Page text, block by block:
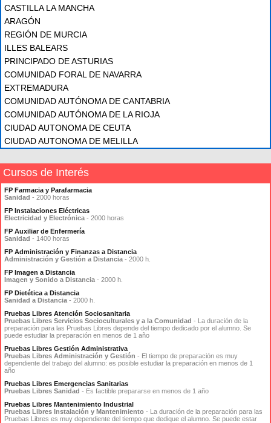
CASTILLA LA MANCHA
ARAGÓN
REGIÓN DE MURCIA
ILLES BALEARS
PRINCIPADO DE ASTURIAS
COMUNIDAD FORAL DE NAVARRA
EXTREMADURA
COMUNIDAD AUTÓNOMA DE CANTABRIA
COMUNIDAD AUTÓNOMA DE LA RIOJA
CIUDAD AUTONOMA DE CEUTA
CIUDAD AUTONOMA DE MELILLA
Cursos de Interés
FP Farmacia y Parafarmacia
Sanidad - 2000 horas
FP Instalaciones Eléctricas
Electricidad y Electrónica - 2000 horas
FP Auxiliar de Enfermería
Sanidad - 1400 horas
FP Administración y Finanzas a Distancia
Administración y Gestión a Distancia - 2000 h.
FP Imagen a Distancia
Imagen y Sonido a Distancia - 2000 h.
FP Dietética a Distancia
Sanidad a Distancia - 2000 h.
Pruebas Libres Atención Sociosanitaria
Pruebas Libres Servicios Socioculturales y a la Comunidad - La duración de la
preparación para las Pruebas Libres depende del tiempo dedicado por el alumno. Se
puede estudiar la preparación en menos de 1 año
Pruebas Libres Gestión Administrativa
Pruebas Libres Administración y Gestión - El tiempo de preparación es muy
dependiente del trabajo del alumno: es posible estudiar la preparación en menos de 1
año
Pruebas Libres Emergencias Sanitarias
Pruebas Libres Sanidad - Es factible prepararse en menos de 1 año
Pruebas Libres Mantenimiento Industrial
Pruebas Libres Instalación y Mantenimiento - La duración de la preparación para las
Pruebas Libres es muy dependiente del tiempo que dedique el alumno. Se puede estar